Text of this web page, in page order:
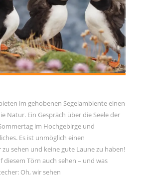
im gehobenen Segelambiente einen
Natur. Ein Gespräch über die Seele der
im Hochgebirge und
Es ist unmöglich einen
zu sehen und keine gute Laune zu haben!
diesem Törn auch sehen – und was
Oh, wir sehen